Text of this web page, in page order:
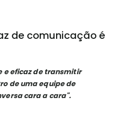
de comunicação é
e eficaz de transmitir
de uma equipe de
cara a cara".